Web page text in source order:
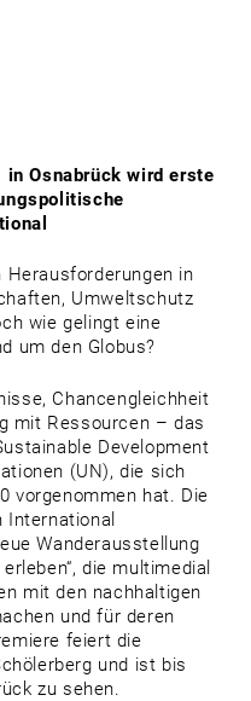
in Osnabrück wird erste
in
Umweltschutz
wie gelingt eine
um den Globus?
Chancengleichheit
mit Ressourcen – das
Development
(UN), die sich
vorgenommen hat. Die
Wanderausstellung
die multimedial
mit den nachhaltigen
und für deren
feiert die
und ist bis
zu sehen.